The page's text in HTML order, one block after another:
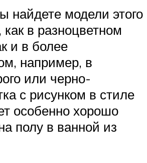
найдете модели этого
как в разноцветном
и в более
например, в
или черно-
с рисунком в стиле
особенно хорошо
полу в ванной из